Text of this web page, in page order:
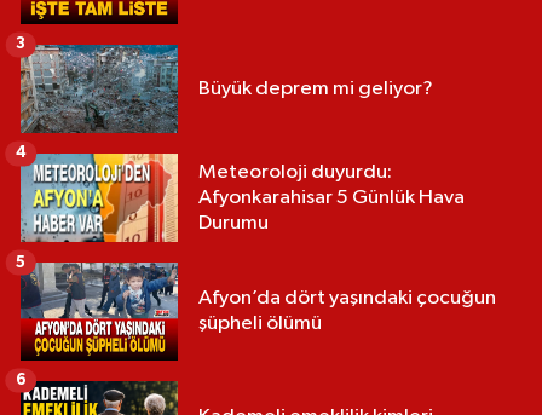
Büyük deprem mi geliyor?
3
Meteoroloji duyurdu:
Afyonkarahisar 5 Günlük Hava
Durumu
4
Afyon’da dört yaşındaki çocuğun
şüpheli ölümü
5
6